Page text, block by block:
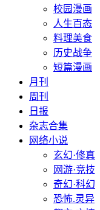
校园漫画
人生百态
料理美食
历史战争
短篇漫画
月刊
周刊
日报
杂志合集
网络小说
玄幻·修真
网游·竞技
奇幻·科幻
恐怖.灵异